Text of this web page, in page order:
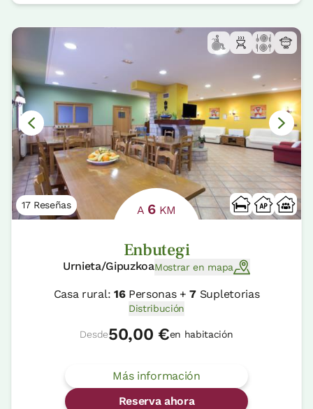
17 Reseñas A 6 KM
Enbutegi
Urnieta/GipuzkoaMostrar en mapa
Casa rural: 16Personas +7 Supletorias
Distribución
Desde50,00 €en habitación
Más información
Reserva ahora